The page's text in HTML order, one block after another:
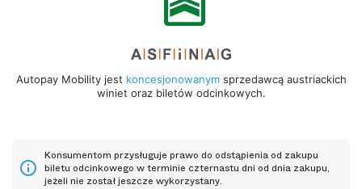
Autopay Mobility jest koncesjonowanymsprzedawcą austriackich
winiet oraz biletów odcinkowych.
Konsumentom przysługuje prawo do odstąpienia od zakupu
biletu odcinkowego w terminie czternastu dni od dnia zakupu,
jeżeli nie został jeszcze wykorzystany.